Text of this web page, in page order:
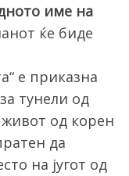
име на
ќе биде
е приказна
тунели од
живот од корен
да
на југот од